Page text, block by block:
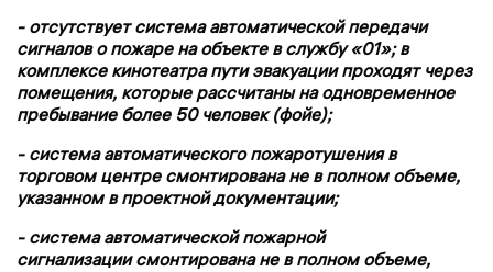
- отсутствует система автоматической передачи
сигналов о пожаре на объекте в службу «01»; в
комплексе кинотеатра пути эвакуации проходят через
помещения, которые рассчитаны на одновременное
пребывание более 50 человек (фойе);
- система автоматического пожаротушения в
торговом центре смонтирована не в полном объеме,
указанном в проектной документации;
- система автоматической пожарной
сигнализации смонтирована не в полном объеме,